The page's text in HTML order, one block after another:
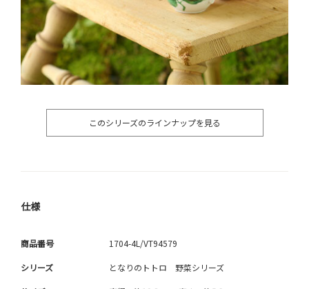
このシリーズのラインナップを見る
仕様
商品番号 1704-4L/VT94579
シリーズ となりのトトロ 野菜シリーズ